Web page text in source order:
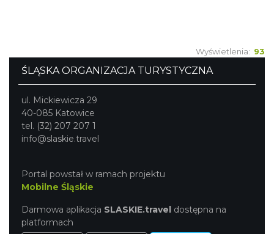
Wyświetlenia: 93
ŚLĄSKA ORGANIZACJA TURYSTYCZNA
ul. Mickiewicza 29
40-085 Katowice
tel. (32) 207 207 1
info@slaskie.travel
Portal powstał w ramach projektu
Mobilne Śląskie
Darmowa aplikacja SLASKIE.travel dostępna na
platformach